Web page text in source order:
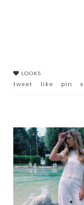
LOOKS
tweet
like pin
TUTA ELEGANTE
MIA JUMPSUIT
PIZZO